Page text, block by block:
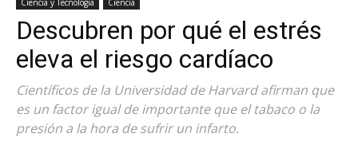
Ciencia y Tecnologia Ciencia
Descubren por qué el estrés
eleva el riesgo cardíaco
Científicos de la Universidad de Harvard afirman que
es un factor igual de importante que el tabaco o la
presión a la hora de sufrir un infarto.